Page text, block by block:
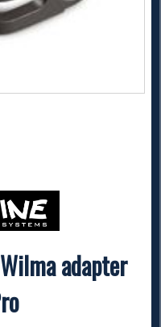
adapter
adapter til GoPro